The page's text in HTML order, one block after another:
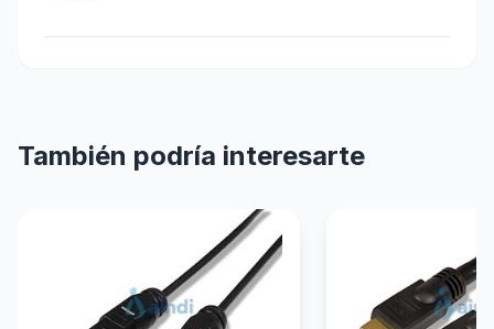
También podría interesarte